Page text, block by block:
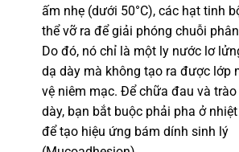
ấm nhẹ (dưới 50°C), các hạt tinh
thể vỡ ra để giải phóng chuỗi
Do đó, nó chỉ là một ly nước lơ
dạ dày mà không tạo ra được lớp
vệ niêm mạc. Để chữa đau và
dày, bạn bắt buộc phải pha ở nhiệt
để tạo hiệu ứng bám dính sinh lý